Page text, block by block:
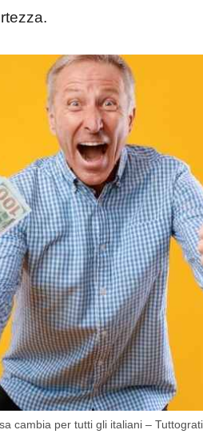
cambia per tutti gli italiani –